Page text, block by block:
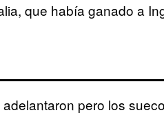
que había ganado a
pero los